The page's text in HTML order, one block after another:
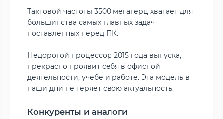
Тактовой частоты 3500 мегагерц хватает для
большинства самых главных задач
поставленных перед ПК.
Недорогой процессор 2015 года выпуска,
прекрасно проявит себя в офисной
деятельности, учебе и работе. Эта модель в
наши дни не теряет свою актуальность.
Конкуренты и аналоги